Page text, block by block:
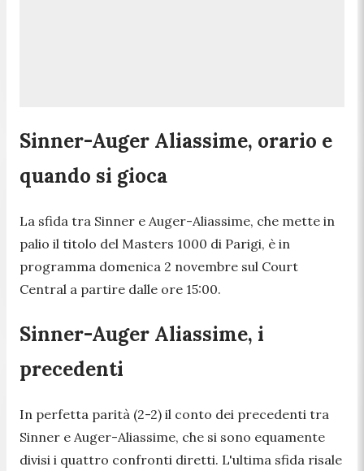
Sinner-Auger Aliassime, orario e
quando si gioca
La sfida tra Sinner e Auger-Aliassime, che mette in
palio il titolo del Masters 1000 di Parigi, è in
programma domenica 2 novembre sul Court
Central a partire dalle ore 15:00.
Sinner-Auger Aliassime, i
precedenti
In perfetta parità (2-2) il conto dei precedenti tra
Sinner e Auger-Aliassime, che si sono equamente
divisi i quattro confronti diretti. L'ultima sfida risale